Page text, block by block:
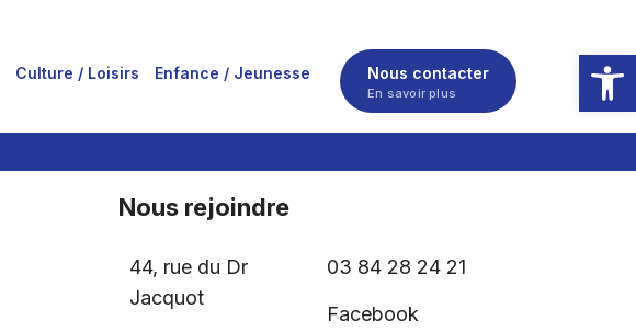
Culture / Loisirs Enfance / Jeunesse Nous contacter
En savoir plus
Nous rejoindre
44, rue du Dr
Jacquot
03 84 28 24 21
Facebook
Ouvrir